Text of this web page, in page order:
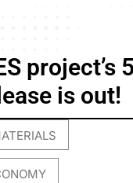
project’s
is out!